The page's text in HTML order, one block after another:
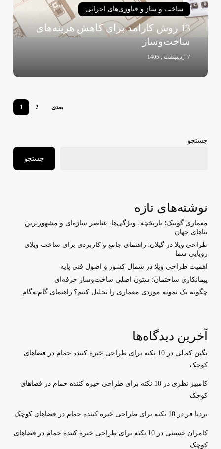
کاهش
هزینه‌های
ساخت‌وساز
ساخت و ساز و فناوری‌های اجرایی
13 روش کارامد برای کاهش هزینه‌های
ساخت‌وساز
7 اردیبهشت , 1405
1 2 بعدی
جستجو
جستجو
نوشته‌های تازه
معماری گوتیک؛ تاریخچه، ویژگی‌ها، عناصر سازه‌ای و مشهورترین
بناهای جهان
طراحی ویلا در گیلان: راهنمای جامع و کاربردی برای ساخت ویلای
رویایی شما
اهمیت طراحی ویلا در شمال کشور و اصول فنی پایه
پیمانکاری ساختمان؛ ستون اصلی ساخت‌وساز حرفه‌ای
چگونه یک نمونه موردی معماری را تحلیل کنیم؟ راهنمای گام‌به‌گام
آخرین دیدگاه‌ها
نگین کمالی در
10 نکته برای طراحی خیره کننده حمام در فضاهای
کوچک
کامبیز نظری در
10 نکته برای طراحی خیره کننده حمام در فضاهای
کوچک
بردیا فر در 10 نکته برای طراحی خیره کننده حمام در فضاهای کوچک
کامران حسینی در
10 نکته برای طراحی خیره کننده حمام در فضاهای
کوچک